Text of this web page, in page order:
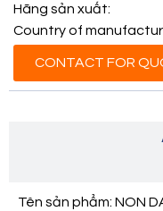
Hãng sản xuất:
Country of
CONTACT FOR
Tên sản phẩm: NON